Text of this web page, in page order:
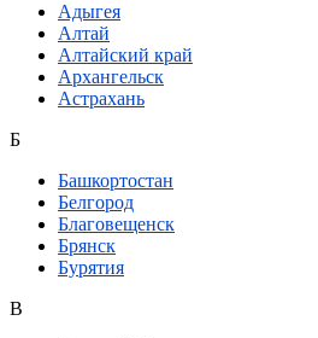
Адыгея
Алтай
Алтайский край
Архангельск
Астрахань
Б
Башкортостан
Белгород
Благовещенск
Брянск
Бурятия
В